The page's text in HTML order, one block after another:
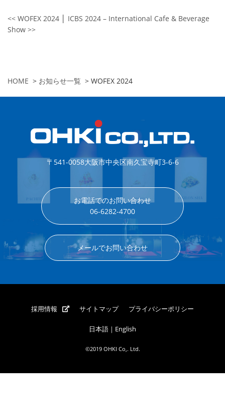
<< WOFEX 2024
ICBS 2024 – International Cafe & Beverage
Show >>
HOME > お知らせ一覧 > WOFEX 2024
〒541-0058大阪市中央区南久宝寺町3-6-6
お電話でのお問い合わせ
06-6282-4700
メールでお問い合わせ
採用情報 サイトマップ プライバシーポリシー
日本語 ｜ English
©2019 OHKI Co,. Ltd.